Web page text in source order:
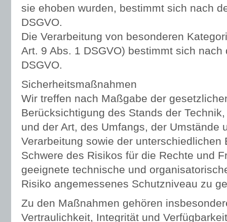
sie ehoben wurden, bestimmt sich nach
DSGVO.
Die Verarbeitung von besonderen
Art. 9 Abs. 1 DSGVO) bestimmt sich
DSGVO.
Sicherheitsmaßnahmen
Wir treffen nach Maßgabe der
Berücksichtigung des Stands der
und der Art, des Umfangs, der Umstände
Verarbeitung sowie der
Schwere des Risikos für die Rechte und
geeignete technische und
Risiko angemessenes Schutzniveau zu
Zu den Maßnahmen gehören
Vertraulichkeit, Integrität und